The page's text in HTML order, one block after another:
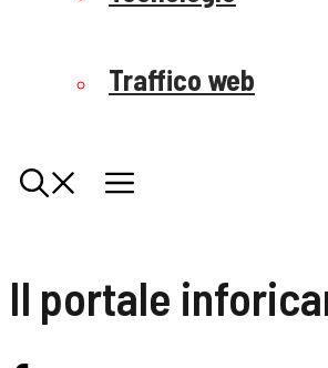
Traffico web
Il portale